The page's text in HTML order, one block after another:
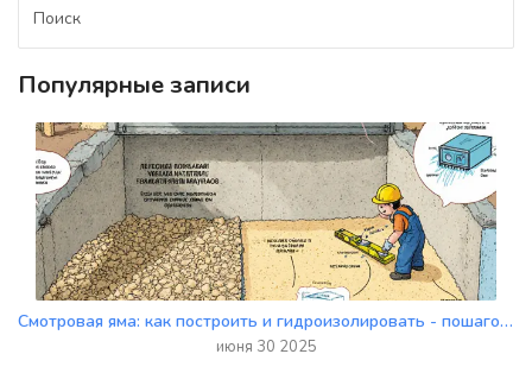
Популярные записи
Смотровая яма: как построить и гидроизолировать - пошаговое руководство для гаража
июня 30 2025